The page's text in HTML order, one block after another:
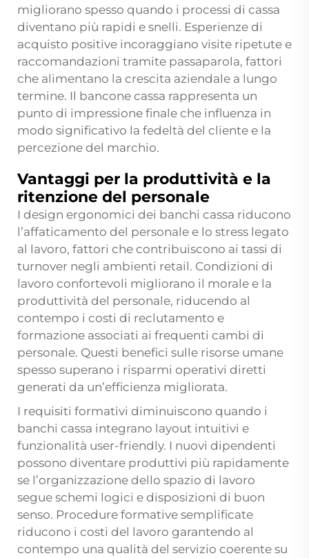
migliorano spesso quando i processi di cassa
diventano più rapidi e snelli. Esperienze di
acquisto positive incoraggiano visite ripetute e
raccomandazioni tramite passaparola, fattori
che alimentano la crescita aziendale a lungo
termine. Il bancone cassa rappresenta un
punto di impressione finale che influenza in
modo significativo la fedeltà del cliente e la
percezione del marchio.
Vantaggi per la produttività e la
ritenzione del personale
I design ergonomici dei banchi cassa riducono
l’affaticamento del personale e lo stress legato
al lavoro, fattori che contribuiscono ai tassi di
turnover negli ambienti retail. Condizioni di
lavoro confortevoli migliorano il morale e la
produttività del personale, riducendo al
contempo i costi di reclutamento e
formazione associati ai frequenti cambi di
personale. Questi benefici sulle risorse umane
spesso superano i risparmi operativi diretti
generati da un’efficienza migliorata.
I requisiti formativi diminuiscono quando i
banchi cassa integrano layout intuitivi e
funzionalità user-friendly. I nuovi dipendenti
possono diventare produttivi più rapidamente
se l’organizzazione dello spazio di lavoro
segue schemi logici e disposizioni di buon
senso. Procedure formative semplificate
riducono i costi del lavoro garantendo al
contempo una qualità del servizio coerente su